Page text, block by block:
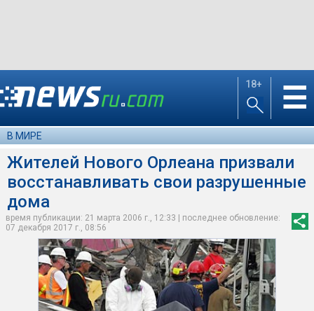
18+ ☰
В МИРЕ
Жителей Нового Орлеана призвали
восстанавливать свои разрушенные
дома
время публикации: 21 марта 2006 г., 12:33 | последнее обновление:
07 декабря 2017 г., 08:56